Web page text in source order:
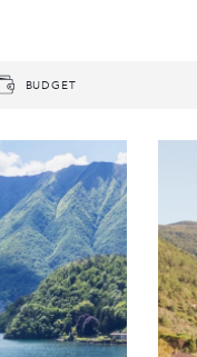
BUDGET